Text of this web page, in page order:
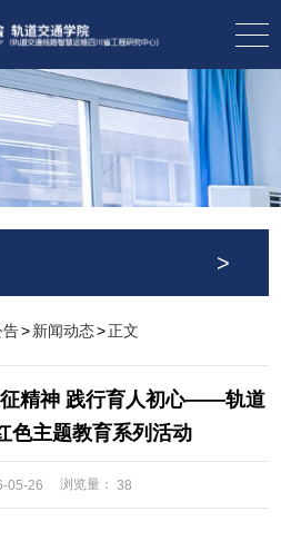
>
告>新闻动态>正文
征精神 践行育人初心——轨道
色主题教育系列活动
05-26 浏览量： 38